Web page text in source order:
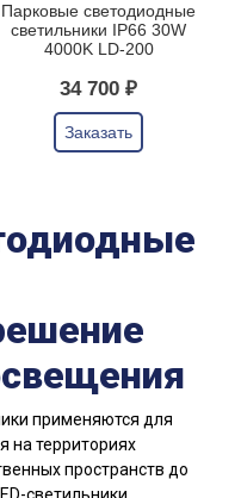
Парковые светодиодные
светильники IP66 30W
4000K LD-200
34 700 ₽
Заказать
применяются для
на территориях
пространств до